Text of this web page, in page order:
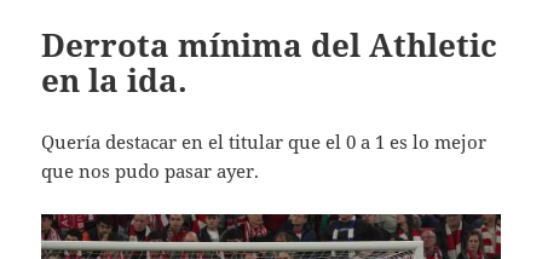
Derrota mínima del Athletic
en la ida.
Quería destacar en el titular que el 0 a 1 es lo mejor
que nos pudo pasar ayer.